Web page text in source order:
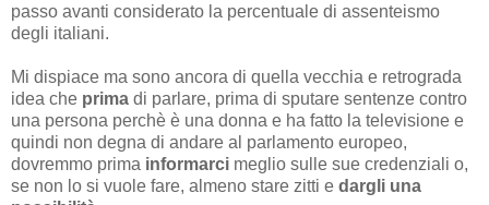
passo avanti considerato la percentuale di assenteismo
degli italiani.
Mi dispiace ma sono ancora di quella vecchia e retrograda
idea che prima di parlare, prima di sputare sentenze contro
una persona perchè è una donna e ha fatto la televisione e
quindi non degna di andare al parlamento europeo,
dovremmo prima informarci meglio sulle sue credenziali o,
se non lo si vuole fare, almeno stare zitti e dargli una